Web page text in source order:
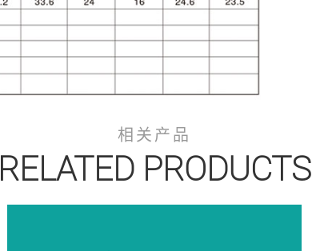
相关产品
RELATED PRODUCTS